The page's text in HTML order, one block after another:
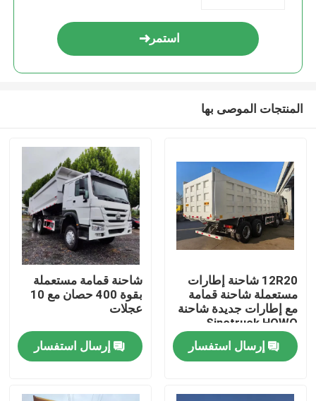
منزل
استمر
المنتجات الموصى بها
12R20 شاحنة إطارات
مستعملة شاحنة قمامة
مع إطارات جديدة شاحنة
Sinotruck HOWO
شاحنة تيبر 12 عجلة
إرسال استفسار
شاحنة قمامة مستعملة
بقوة 400 حصان مع 10
عجلات
إرسال استفسار